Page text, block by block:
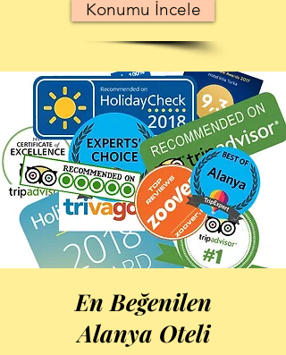
Konumu İncele
En Beğenilen
Alanya Oteli